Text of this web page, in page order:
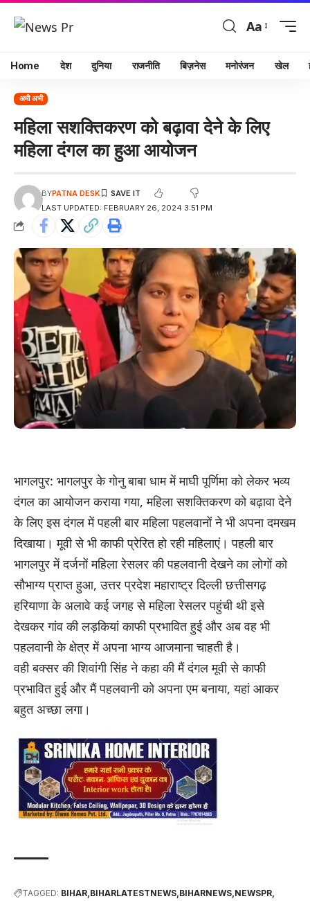
Aa
Home देश दुनिया राजनीति बिज़नेस मनोरंजन खेल
अभी अभी
महिला सशक्तिकरण को बढ़ावा देने के लिए
महिला दंगल का हुआ आयोजन
LAST UPDATED: FEBRUARY 26, 2024 3:51 PM
BYPATNA DESK
भागलपुर: भागलपुर के गोनु बाबा धाम में माघी पूर्णिमा को लेकर भव्य
दंगल का आयोजन कराया गया, महिला सशक्तिकरण को बढ़ावा देने
के लिए इस दंगल में पहली बार महिला पहलवानों ने भी अपना दमखम
दिखाया। मूवी से भी काफी प्रेरित हो रही महिलाएं। पहली बार
भागलपुर में दर्जनों महिला रेसलर की पहलवानी देखने का लोगों को
सौभाग्य प्राप्त हुआ, उत्तर प्रदेश महाराष्ट्र दिल्ली छत्तीसगढ़
हरियाणा के अलावे कई जगह से महिला रेसलर पहुंची थी इसे
देखकर गांव की लड़कियां काफी प्रभावित हुई और अब वह भी
पहलवानी के क्षेत्र में अपना भाग्य आजमाना चाहती है।
वही बक्सर की शिवांगी सिंह ने कहा की मैं दंगल मूवी से काफी
प्रभावित हुई और मैं पहलवानी को अपना एम बनाया, यहां आकर
बहुत अच्छा लगा।
TAGGED: BIHAR BIHARLATESTNEWS BIHARNEWS NEWSPR